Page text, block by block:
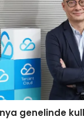
genelinde